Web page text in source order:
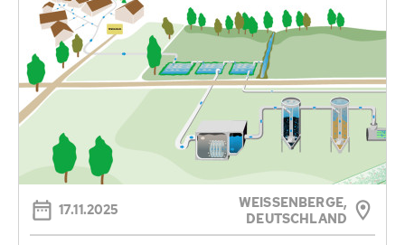
17.11.2025
WEISSENBERGE,
DEUTSCHLAND